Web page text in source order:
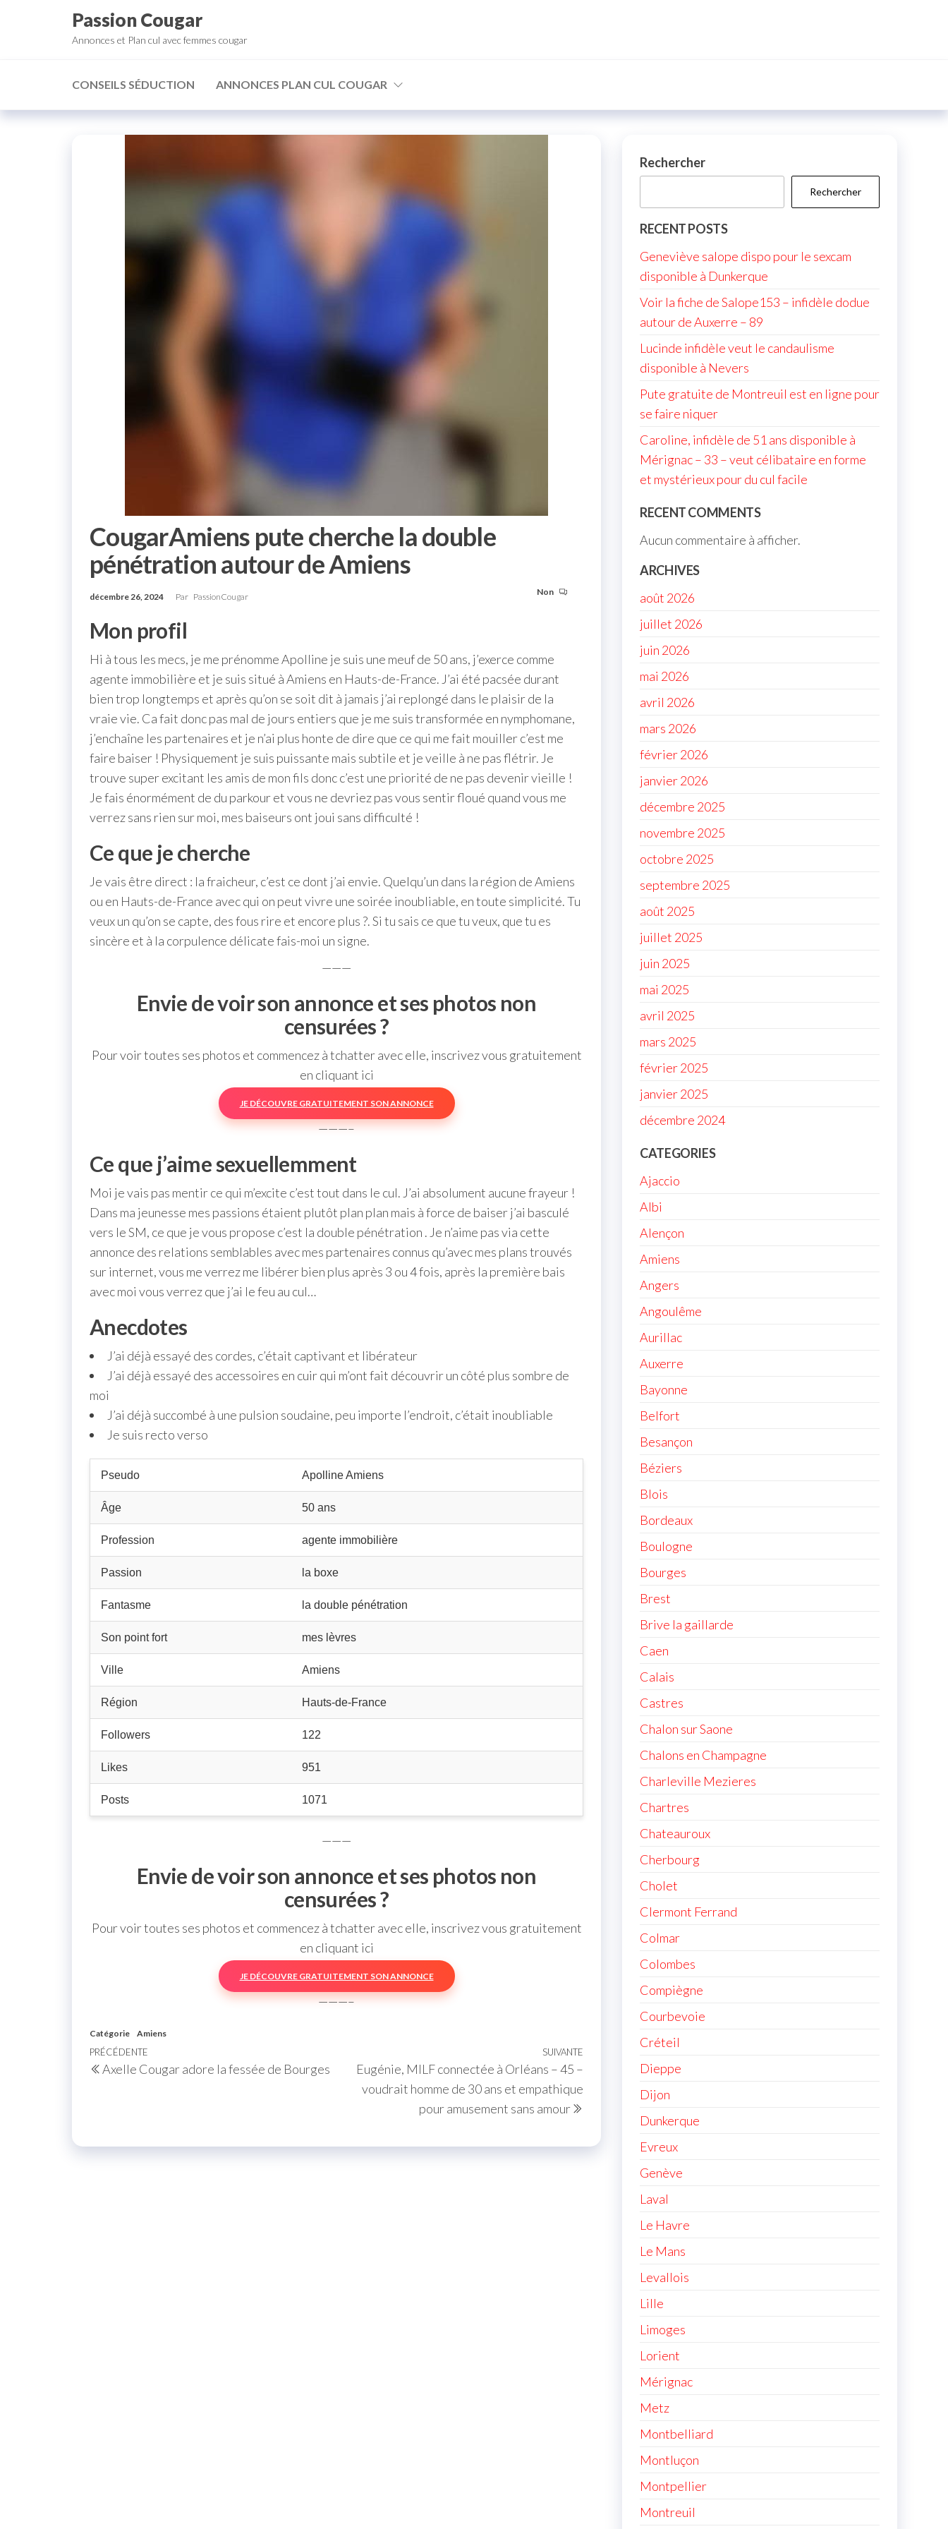
Passion Cougar
Annonces et Plan cul avec femmes cougar
CONSEILS SÉDUCTION ANNONCES PLAN CUL COUGAR
CougarAmiens pute cherche la double
pénétration autour de Amiens
décembre 26, 2024 Par PassionCougar Non
Mon profil
Hi à tous les mecs, je me prénomme Apolline je suis une meuf de 50 ans, j’exerce comme
agente immobilière et je suis situé à Amiens en Hauts-de-France. J’ai été pacsée durant
bien trop longtemps et après qu’on se soit dit à jamais j’ai replongé dans le plaisir de la
vraie vie. Ca fait donc pas mal de jours entiers que je me suis transformée en nymphomane,
j’enchaîne les partenaires et je n’ai plus honte de dire que ce qui me fait mouiller c’est me
faire baiser ! Physiquement je suis puissante mais subtile et je veille à ne pas flétrir. Je
trouve super excitant les amis de mon fils donc c’est une priorité de ne pas devenir vieille !
Je fais énormément de du parkour et vous ne devriez pas vous sentir floué quand vous me
verrez sans rien sur moi, mes baiseurs ont joui sans difficulté !
Ce que je cherche
Je vais être direct : la fraicheur, c’est ce dont j’ai envie. Quelqu’un dans la région de Amiens
ou en Hauts-de-France avec qui on peut vivre une soirée inoubliable, en toute simplicité. Tu
veux un qu’on se capte, des fous rire et encore plus ?. Si tu sais ce que tu veux, que tu es
sincère et à la corpulence délicate fais-moi un signe.
———
Envie de voir son annonce et ses photos non
censurées ?
Pour voir toutes ses photos et commencez à tchatter avec elle, inscrivez vous gratuitement
en cliquant ici
JE DÉCOUVRE GRATUITEMENT SON ANNONCE
———–
Ce que j’aime sexuellemment
Moi je vais pas mentir ce qui m’excite c’est tout dans le cul. J’ai absolument aucune frayeur !
Dans ma jeunesse mes passions étaient plutôt plan plan mais à force de baiser j’ai basculé
vers le SM, ce que je vous propose c’est la double pénétration . Je n’aime pas via cette
annonce des relations semblables avec mes partenaires connus qu’avec mes plans trouvés
sur internet, vous me verrez me libérer bien plus après 3 ou 4 fois, après la première bais
avec moi vous verrez que j’ai le feu au cul…
Anecdotes
J’ai déjà essayé des cordes, c’était captivant et libérateur
J’ai déjà essayé des accessoires en cuir qui m’ont fait découvrir un côté plus sombre de
moi
J’ai déjà succombé à une pulsion soudaine, peu importe l’endroit, c’était inoubliable
Je suis recto verso
Pseudo Apolline Amiens
Âge 50 ans
Profession agente immobilière
Passion la boxe
Fantasme la double pénétration
Son point fort mes lèvres
Ville Amiens
Région Hauts-de-France
Followers 122
Likes 951
Posts 1071
———
Envie de voir son annonce et ses photos non
censurées ?
Pour voir toutes ses photos et commencez à tchatter avec elle, inscrivez vous gratuitement
en cliquant ici
JE DÉCOUVRE GRATUITEMENT SON ANNONCE
———–
Catégorie Amiens
Navigation
de
Article
précédent
PRÉCÉDENTE
Axelle Cougar adore la fessée de Bourges
SUIVANTE
Eugénie, MILF connectée à Orléans – 45 –
voudrait homme de 30 ans et empathique
pour amusement sans amour
Rechercher
Rechercher
RECENT POSTS
Geneviève salope dispo pour le sexcam
disponible à Dunkerque
Voir la fiche de Salope153 – infidèle dodue
autour de Auxerre – 89
Lucinde infidèle veut le candaulisme
disponible à Nevers
Pute gratuite de Montreuil est en ligne pour
se faire niquer
Caroline, infidèle de 51 ans disponible à
Mérignac – 33 – veut célibataire en forme
et mystérieux pour du cul facile
RECENT COMMENTS
Aucun commentaire à afficher.
ARCHIVES
août 2026
juillet 2026
juin 2026
mai 2026
avril 2026
mars 2026
février 2026
janvier 2026
décembre 2025
novembre 2025
octobre 2025
septembre 2025
août 2025
juillet 2025
juin 2025
mai 2025
avril 2025
mars 2025
février 2025
janvier 2025
décembre 2024
CATEGORIES
Ajaccio
Albi
Alençon
Amiens
Angers
Angoulême
Aurillac
Auxerre
Bayonne
Belfort
Besançon
Béziers
Blois
Bordeaux
Boulogne
Bourges
Brest
Brive la gaillarde
Caen
Calais
Castres
Chalon sur Saone
Chalons en Champagne
Charleville Mezieres
Chartres
Chateauroux
Cherbourg
Cholet
Clermont Ferrand
Colmar
Colombes
Compiègne
Courbevoie
Créteil
Dieppe
Dijon
Dunkerque
Evreux
Genève
Laval
Le Havre
Le Mans
Levallois
Lille
Limoges
Lorient
Mérignac
Metz
Montbelliard
Montluçon
Montpellier
Montreuil